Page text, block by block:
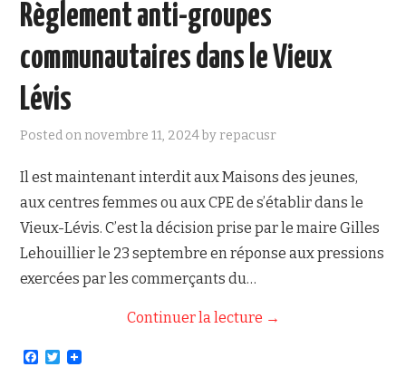
Règlement anti-groupes
communautaires dans le Vieux
Lévis
Posted onnovembre 11, 2024byrepacusr
Il est maintenant interdit aux Maisons des jeunes,
aux centres femmes ou aux CPE de s’établir dans le
Vieux-Lévis. C’est la décision prise par le maire Gilles
Lehouillier le 23 septembre en réponse aux pressions
exercées par les commerçants du…
Continuer la lecture →
F
T